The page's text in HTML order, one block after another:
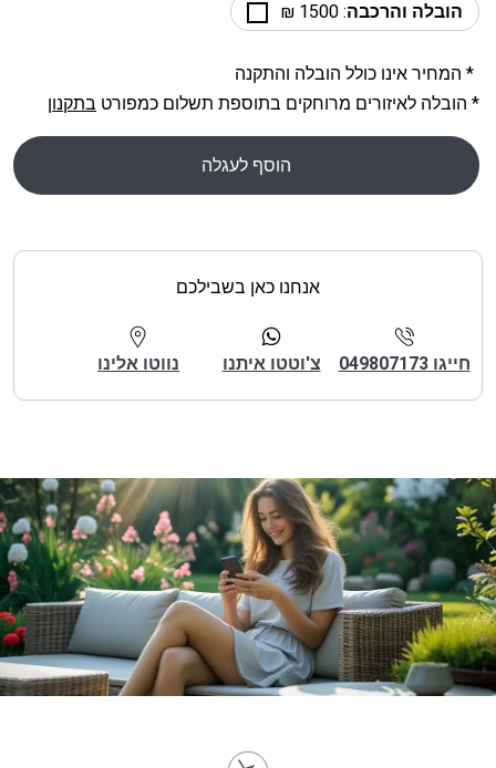
הובלה והרכבה: 1500 ₪
* המחיר אינו כולל הובלה והתקנה
* הובלה לאיזורים מרוחקים בתוספת תשלום כמפורט בתקנון
הוסף לעגלה
אנחנו כאן בשבילכם
חייגו 049807173 צ'וטטו איתנו נווטו אלינו